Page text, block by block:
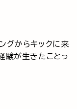
グからキックに来
験が生きたことっ